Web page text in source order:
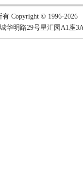
有 Copyright © 1996-2026
华明路29号星汇园A1座